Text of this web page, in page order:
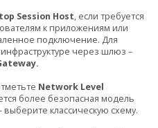
Session Host, если требуется
к приложениям или
подключение. Для
через шлюз –
Network Level
более безопасная модель
классическую схему.